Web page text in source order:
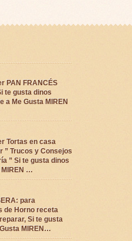
PAN FRANCÉS
te gusta dinos
a Me Gusta MIREN
Tortas en casa
” Trucos y Consejos
” Si te gusta dinos
MIREN …
para
de Horno receta
Si te gusta
MIREN…